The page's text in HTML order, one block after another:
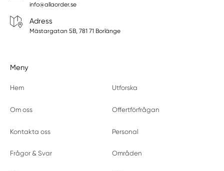
info@allaorder.se
Adress
Mästargatan 5B, 781 71 Borlänge
Meny
Hem Utforska
Om oss Offertförfrågan
Kontakta oss Personal
Frågor & Svar Områden